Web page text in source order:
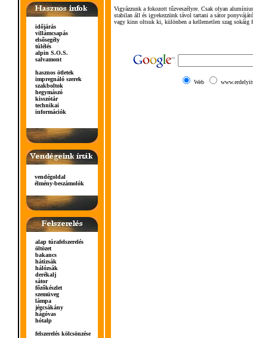
időjárás
villámcsapás
elsősegély
túlélés
alpin S.O.S.
salvamont
hasznos ötletek
impregnáló szerek
szakboltok
hegymászó
kisszótár
technikai
információk
vendégoldal
élmény-beszámolók
alap túrafelszerelés
öltözet
bakancs
hátizsák
hálózsák
derékalj
sátor
főzőkészlet
szemüveg
lámpa
jégcsákány
hágóvas
hótalp
felszerelés kölcsönzése
Vigyázzunk a fokozott tűzveszélyre. Csak olyan
stabilan áll és igyekezzünk távol tartani a sátor
vagy kinn oltsuk ki, különben a kellemetlen szag sokáig
Web